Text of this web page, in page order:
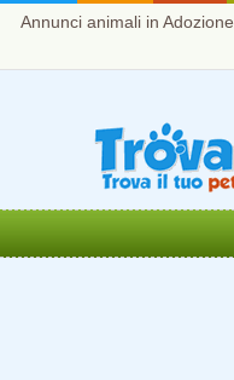
Annunci animali in Adozione